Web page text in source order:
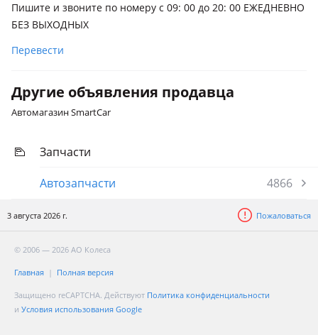
Пишите и звоните по номеру с 09: 00 до 20: 00 ЕЖЕДНЕВНО
БЕЗ ВЫХОДНЫХ
Перевести
Другие объявления продавца
Автомагазин SmartCar
Запчасти
Автозапчасти
4866
3 августа 2026 г. Пожаловаться
© 2006 — 2026 АО Колеса
Главная Полная версия
Защищено reCAPTCHA. Действуют Политика конфиденциальности
и Условия использования Google